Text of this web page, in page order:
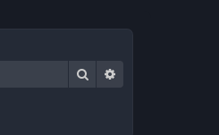
Suche